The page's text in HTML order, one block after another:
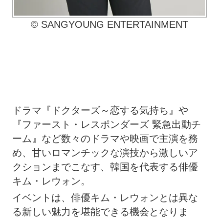
© SANGYOUNG ENTERTAINMENT
ドラマ『ドクターズ～恋する気持ち』や
『ファースト・レスポンダーズ 緊急出動チ
ーム』など数々のドラマや映画で主演を務
め、甘いロマンチックな演技から激しいア
クションまでこなす、韓国を代表する俳優
キム・レウォン。
イベントは、俳優キム・レウォンとは異な
る新しい魅力を堪能できる機会となりま